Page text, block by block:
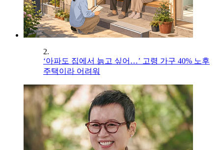
2.
‘아파도 집에서 늙고 싶어…’ 고령 가구 40% 노후
주택이라 어려워